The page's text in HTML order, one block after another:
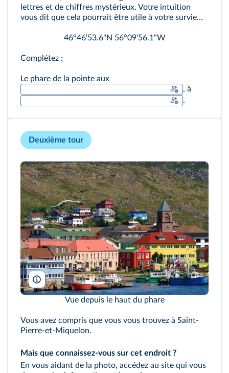
lettres et de chiffres mystérieux. Votre intuition
vous dit que cela pourrait être utile à votre survie...
46°46'53.6"N 56°09'56.1"W
Complétez :
Le phare de la pointe aux
, à
.
Deuxième tour
Location Francophone/DR
Vue depuis le haut du phare
Vous avez compris que vous vous trouvez à Saint-
Pierre-et-Miquelon.
Mais que connaissez-vous sur cet endroit ?
En vous aidant de la photo, accédez au site qui vous